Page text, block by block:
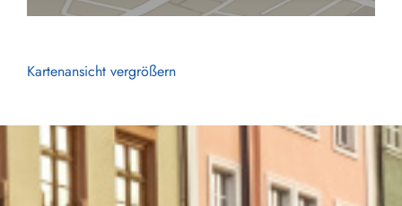
Kartenansicht vergrößern